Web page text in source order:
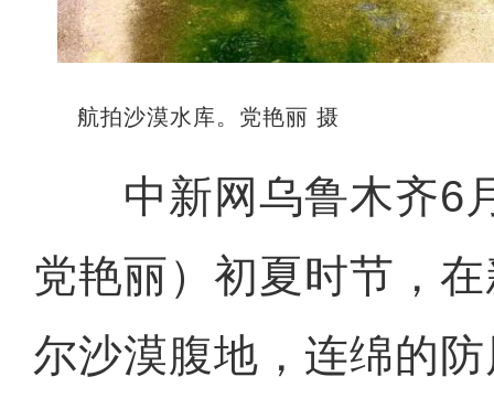
航拍沙漠水库。党艳丽 摄
中新网乌鲁木齐6
党艳丽）初夏时节，
尔沙漠腹地，连绵的